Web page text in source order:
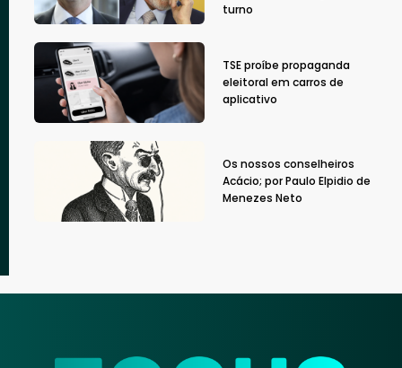
turno
TSE proíbe propaganda
eleitoral em carros de
aplicativo
Os nossos conselheiros
Acácio; por Paulo Elpidio de
Menezes Neto